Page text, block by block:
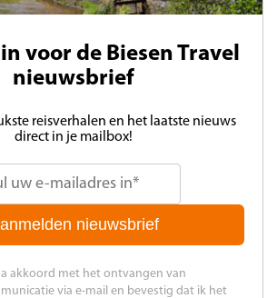
voor de Biesen Travel
nieuwsbrief
reisverhalen en het laatste nieuws
direct in je mailbox!
nieuwsbrief
akkoord met het ontvangen van
via e-mail en bevestig dat ik het